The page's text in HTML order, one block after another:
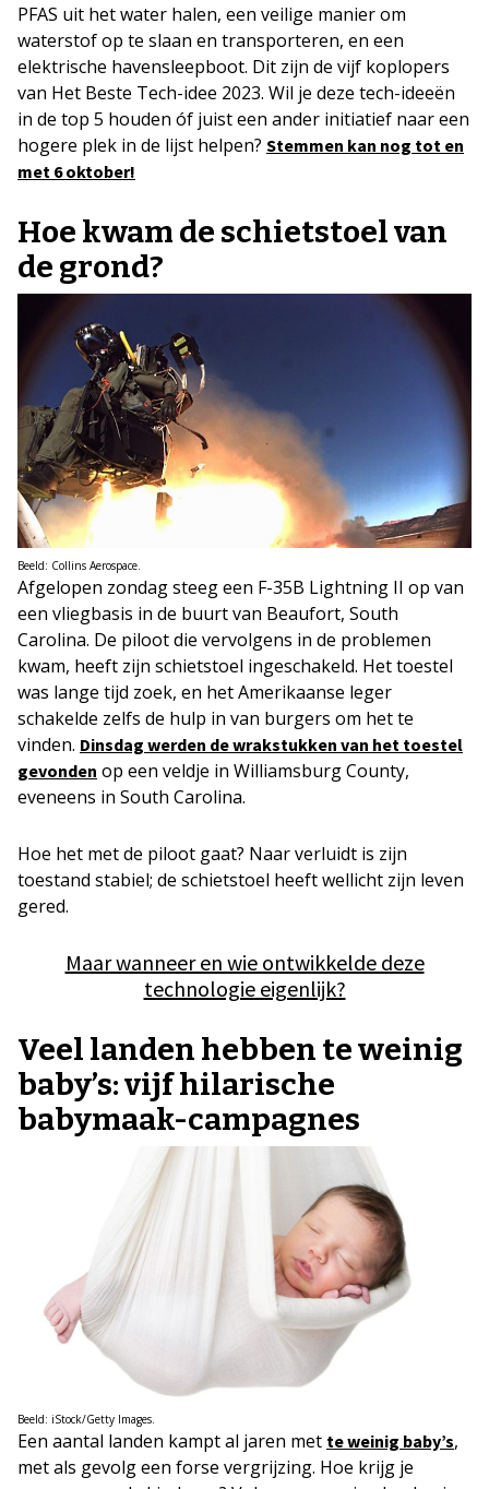
PFAS uit het water halen, een veilige manier om
waterstof op te slaan en transporteren, en een
elektrische havensleepboot. Dit zijn de vijf koplopers
van Het Beste Tech-idee 2023. Wil je deze tech-ideeën
in de top 5 houden óf juist een ander initiatief naar een
hogere plek in de lijst helpen? Stemmen kan nog tot en
met 6 oktober!
Hoe kwam de schietstoel van
de grond?
Beeld: Collins Aerospace.
Afgelopen zondag steeg een F-35B Lightning II op van
een vliegbasis in de buurt van Beaufort, South
Carolina. De piloot die vervolgens in de problemen
kwam, heeft zijn schietstoel ingeschakeld. Het toestel
was lange tijd zoek, en het Amerikaanse leger
schakelde zelfs de hulp in van burgers om het te
vinden. Dinsdag werden de wrakstukken van het toestel
gevonden op een veldje in Williamsburg County,
eveneens in South Carolina.
Hoe het met de piloot gaat? Naar verluidt is zijn
toestand stabiel; de schietstoel heeft wellicht zijn leven
gered.
Maar wanneer en wie ontwikkelde deze
technologie eigenlijk?
Veel landen hebben te weinig
baby’s: vijf hilarische
babymaak-campagnes
Beeld: iStock/Getty Images.
Een aantal landen kampt al jaren met te weinig baby’s,
met als gevolg een forse vergrijzing. Hoe krijg je